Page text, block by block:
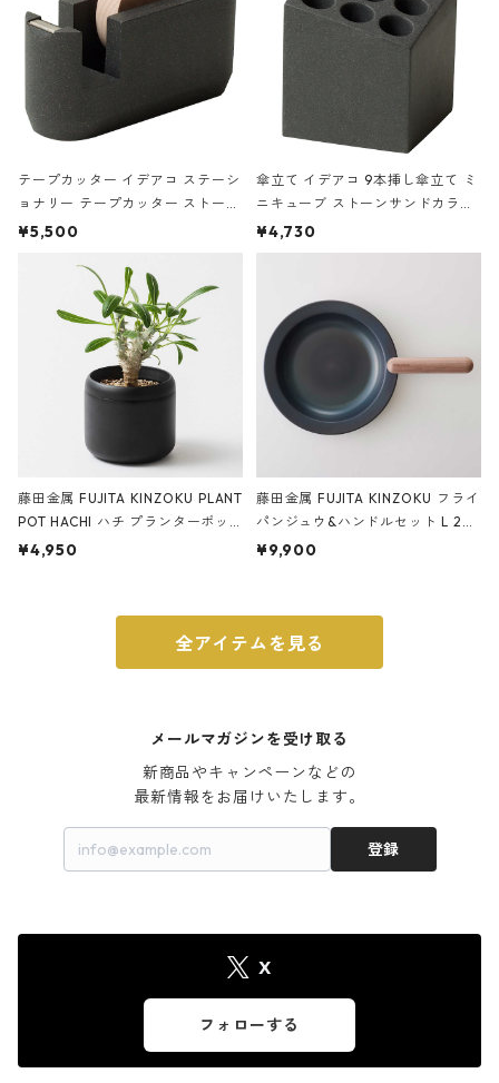
テープカッター イデアコ ステーシ
ョナリー テープカッター ストーン
サンドカラー 石調 ideaco Station
¥5,500
傘立て イデアコ 9本挿し傘立て ミ
ニキューブ ストーンサンドカラー
石調 ideaco Umbrella Stand CUB
E ストーンサンドブラック
¥4,730
藤田金属 FUJITA KINZOKU PLANT
POT HACHI ハチ プランターポッ
ト 3号 ブラック
¥4,950
藤田金属 FUJITA KINZOKU フライ
パンジュウ&ハンドルセット L 24c
m ガス火・IH対応 鉄フライパン
¥9,900
全アイテムを見る
メールマガジンを受け取る
新商品やキャンペーンなどの
最新情報をお届けいたします。
登録
X
フォローする